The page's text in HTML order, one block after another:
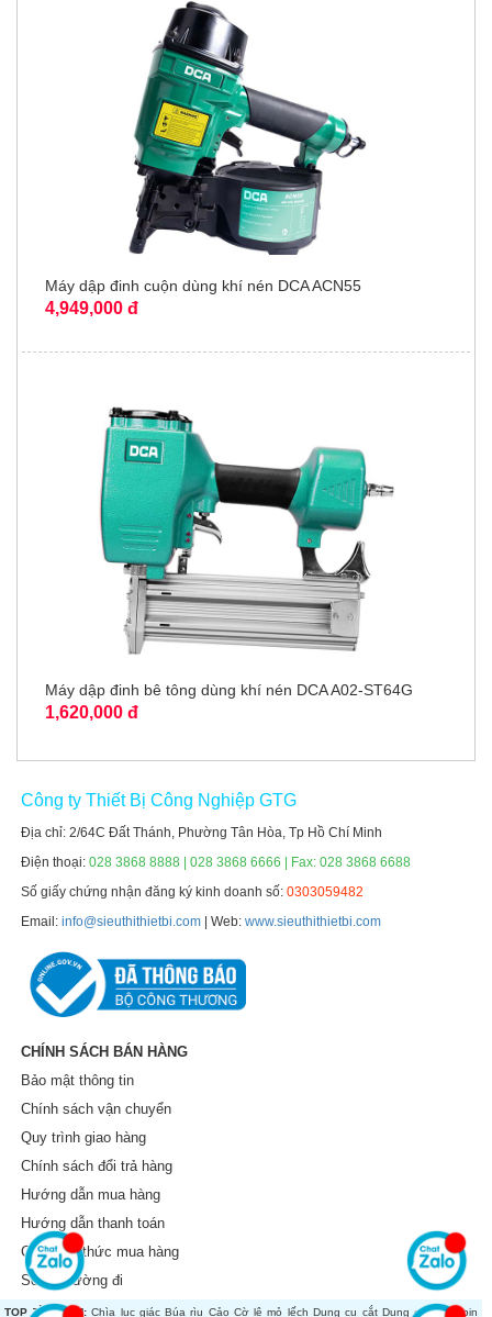
Máy dập đinh cuộn dùng khí nén DCA ACN55
4,949,000 đ
Máy dập đinh bê tông dùng khí nén DCA A02-ST64G
1,620,000 đ
Công ty Thiết Bị Công Nghiệp GTG
Địa chỉ: 2/64C Đất Thánh, Phường Tân Hòa, Tp Hồ Chí Minh
Điện thoại:028 3868 8888 | 028 3868 6666 | Fax: 028 3868 6688
Số giấy chứng nhận đăng ký kinh doanh số:0303059482
Email:info@sieuthithietbi.com | Web:www.sieuthithietbi.com
CHÍNH SÁCH BÁN HÀNG
Bảo mật thông tin
Chính sách vận chuyển
Quy trình giao hàng
Chính sách đổi trả hàng
Hướng dẫn mua hàng
Hướng dẫn thanh toán
Các hình thức mua hàng
Sơ đồ đường đi
TOP TÌM KIẾM:Chìa lục giác Búa rìu Cảo Cờ lê mỏ lếch Dụng cụ cắt Dụng cụ dùng pin